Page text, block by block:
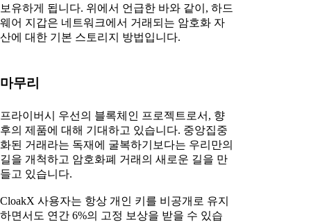
보유하게 됩니다. 위에서 언급한 바와 같이, 하드
웨어 지갑은 네트워크에서 거래되는 암호화 자
산에 대한 기본 스토리지 방법입니다.
마무리
프라이버시 우선의 블록체인 프로젝트로서, 향
후의 제품에 대해 기대하고 있습니다. 중앙집중
화된 거래라는 독재에 굴복하기보다는 우리만의
길을 개척하고 암호화폐 거래의 새로운 길을 만
들고 있습니다.
CloakX 사용자는 항상 개인 키를 비공개로 유지
하면서도 연간 6%의 고정 보상을 받을 수 있습